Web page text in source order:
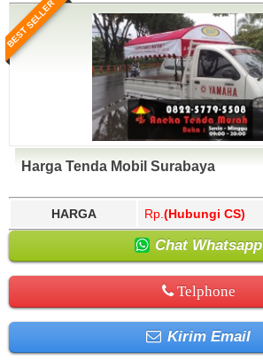
BEST SELLER
Harga Tenda Mobil Surabaya
HARGA Rp. (Hubungi CS)
Chat Whatsapp
Telphone
Kirim Email